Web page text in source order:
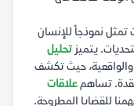
تمثل نموذجاً للإنسان
يتميزتحليل
والواقعية، حيث تكشف
تساهمعلاقات
للقضايا المطروحة.